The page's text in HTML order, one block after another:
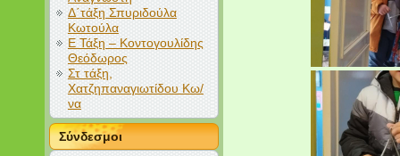
Δ΄τάξη Σπυριδούλα
Κωτούλα
Ε Τάξη – Κοντογουλίδης
Θεόδωρος
Στ τάξη,
Χατζηπαναγιωτίδου Κω/
να
Σύνδεσμοι